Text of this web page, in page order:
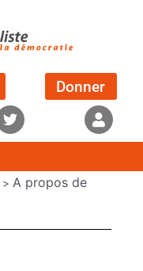
Donner
> A propos de